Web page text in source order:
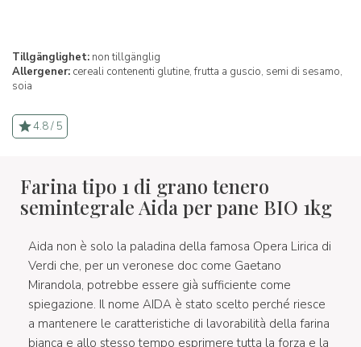
Tillgänglighet: non tillgänglig
Allergener: cereali contenenti glutine,frutta a guscio, semi di sesamo,
soia
4.8 / 5
Farina tipo 1 di grano tenero
semintegrale Aida per pane BIO 1kg
Aida non è solo la paladina della famosa Opera Lirica di
Verdi che, per un veronese doc come Gaetano
Mirandola, potrebbe essere già sufficiente come
spiegazione. Il nome AIDA è stato scelto perché riesce
a mantenere le caratteristiche di lavorabilità della farina
bianca e allo stesso tempo esprimere tutta la forza e la